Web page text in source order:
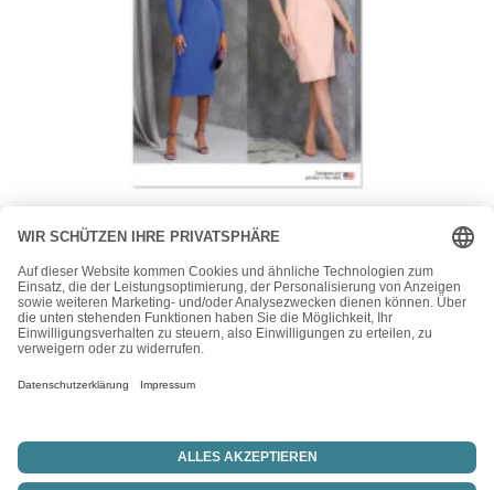
Vogue
Vogue Schnittmuster V1969 – Kleid mit extravagantem
Ausschnitt
24,00€